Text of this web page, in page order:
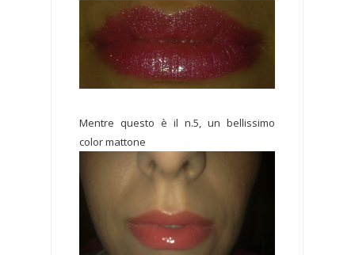
Mentre questo è il n.5, un bellissimo
color mattone